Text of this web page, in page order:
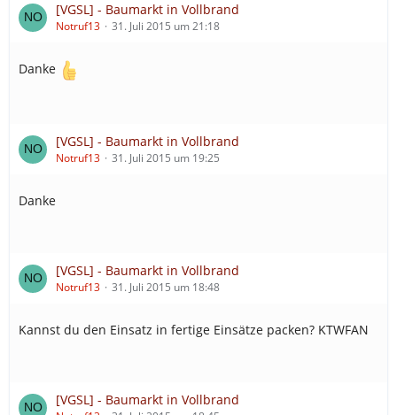
[VGSL] - Baumarkt in Vollbrand
Notruf13 31. Juli 2015 um 21:18
Danke
[VGSL] - Baumarkt in Vollbrand
Notruf13 31. Juli 2015 um 19:25
Danke
[VGSL] - Baumarkt in Vollbrand
Notruf13 31. Juli 2015 um 18:48
Kannst du den Einsatz in fertige Einsätze packen? KTWFAN
[VGSL] - Baumarkt in Vollbrand